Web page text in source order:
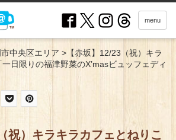
menu
中央区エリア > 【赤坂】12/23（祝）キラ
日限りの福津野菜のX’masビュッフェディ
祝）キラキラカフェとねりこ